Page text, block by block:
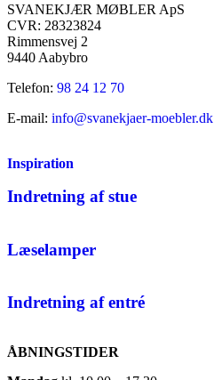
SVANEKJÆR MØBLER ApS
CVR: 28323824
Rimmensvej 2
9440 Aabybro
Telefon: 98 24 12 70
E-mail: info@svanekjaer-moebler.dk
Inspiration
Indretning af stue
Læselamper
Indretning af entré
ÅBNINGSTIDER